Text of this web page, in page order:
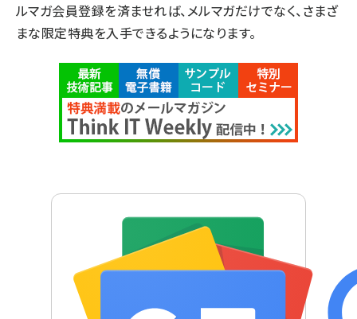
ルマガ会員登録を済ませれば、メルマガだけでなく、さまざ
まな限定特典を入手できるようになります。